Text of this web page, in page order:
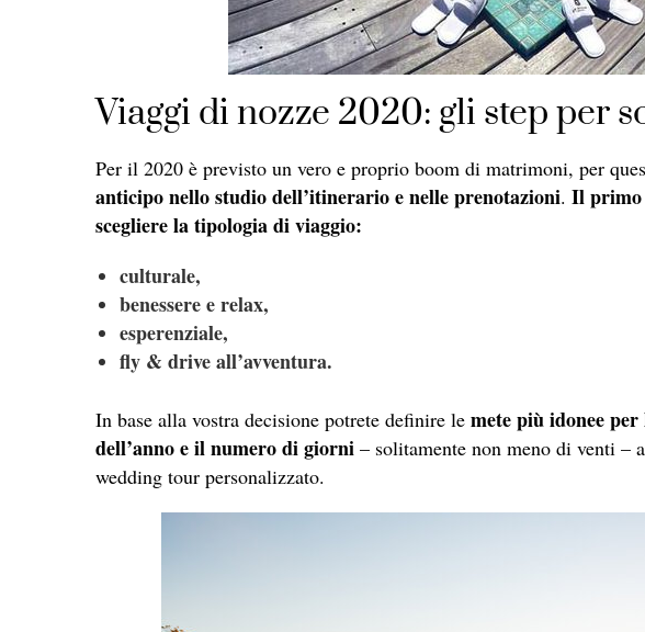
Viaggi di nozze 2020: gli step per
Per il 2020 è previsto un vero e proprio boom di matrimoni, per
anticipo nello studio dell’itinerario e nelle prenotazioni. Il primo
scegliere la tipologia di viaggio:
culturale,
benessere e relax,
esperenziale,
fly & drive all’avventura.
In base alla vostra decisione potrete definire le mete più idonee
dell’anno e il numero di giorni – solitamente non meno di venti –
wedding tour personalizzato.